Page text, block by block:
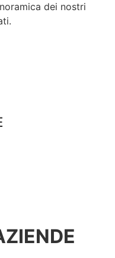
dei nostri